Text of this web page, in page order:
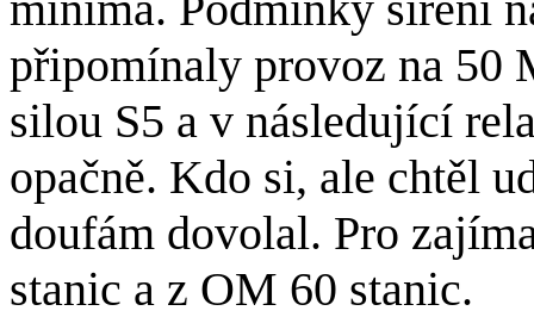
připomínaly provoz na 50
silou S5 a v následující
opačně. Kdo si, ale chtěl
doufám dovolal. Pro
stanic a z OM 60 stanic.